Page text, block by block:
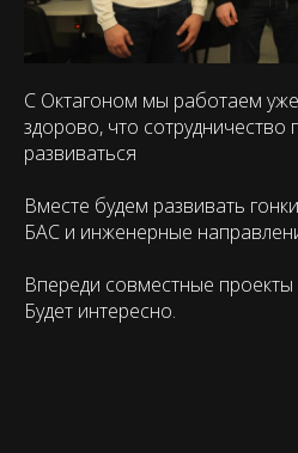
С Октагоном мы работаем
здорово, что сотрудничество
развиваться
Вместе будем развивать
БАС и инженерные
Впереди совместные
Будет интересно.